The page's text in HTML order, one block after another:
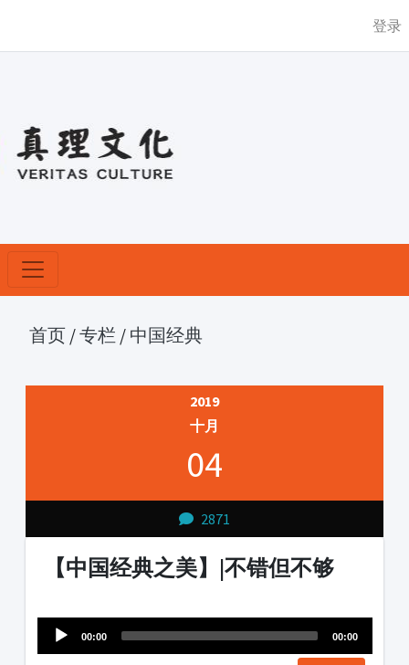
登录
首页 /专栏 / 中国经典
2019
十月
04
2871
【中国经典之美】|不错但不够
Player
00:00 00:00